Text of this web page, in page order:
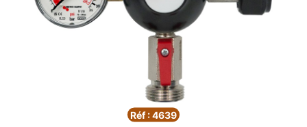
Réf : 4639